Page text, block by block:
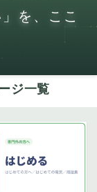
を、ここ